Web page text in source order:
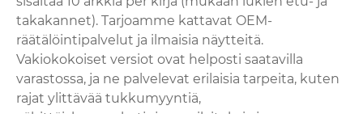
takakannet). Tarjoamme kattavat OEM-
räätälöintipalvelut ja ilmaisia ​​näytteitä.
Vakiokokoiset versiot ovat helposti saatavilla
varastossa, ja ne palvelevat erilaisia ​​tarpeita, kuten
rajat ylittävää tukkumyyntiä,